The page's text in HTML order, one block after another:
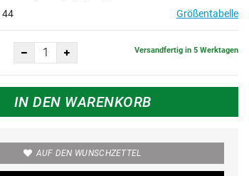
44 Größentabelle
Versandfertig in 5 Werktagen
IN DEN WARENKORB
AUF DEN WUNSCHZETTEL